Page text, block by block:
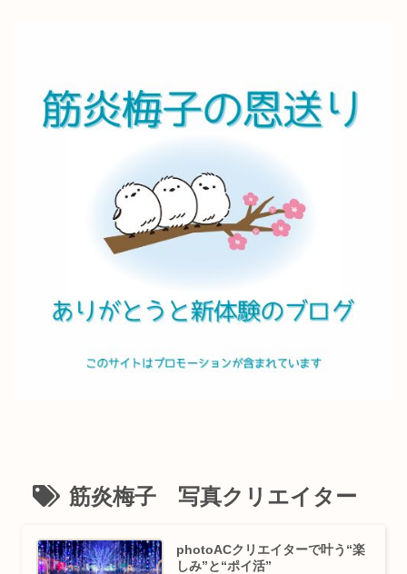
筋炎梅子 写真クリエイター
photoACクリエイターで叶う“楽
しみ”と“ポイ活”